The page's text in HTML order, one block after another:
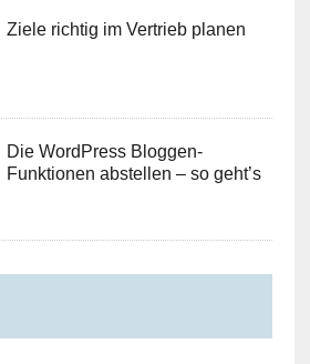
Ziele richtig im Vertrieb planen
Die WordPress Bloggen-
Funktionen abstellen – so geht’s